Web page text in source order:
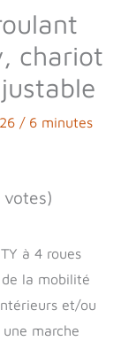
chariot
/ 6 minutes
à 4 roues
la mobilité
et/ou
marche